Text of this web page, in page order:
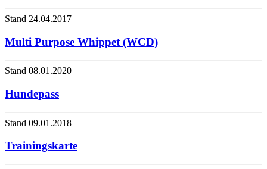
Stand 24.04.2017
Multi Purpose Whippet (WCD)
Stand 08.01.2020
Hundepass
Stand 09.01.2018
Trainingskarte